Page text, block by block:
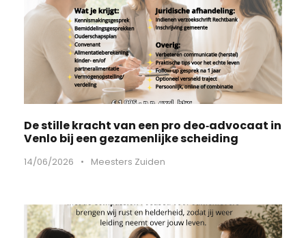
De stille kracht van een pro deo‑advocaat in
Venlo bij een gezamenlijke scheiding
14/06/2026 • Meesters Zuiden